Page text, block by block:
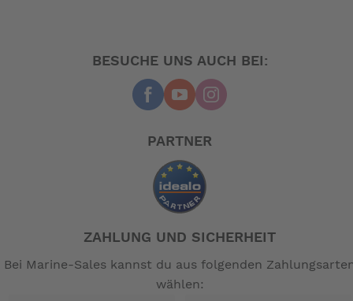
BESUCHE UNS AUCH BEI:
PARTNER
ZAHLUNG UND SICHERHEIT
Bei Marine-Sales kannst du aus folgenden
wählen: